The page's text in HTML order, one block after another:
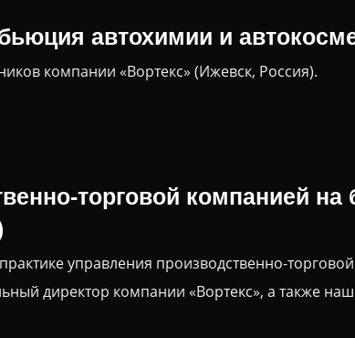
автохимии и
компании «Вортекс» (Ижевск, Россия).
торговой компанией
управления производственно-
директор компании «Вортекс», а также